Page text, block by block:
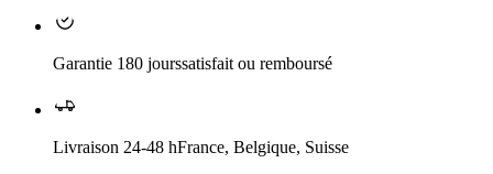
Garantie 180 jourssatisfait ou remboursé
Livraison 24-48 hFrance, Belgique, Suisse